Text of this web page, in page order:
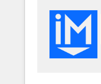
Sales, Service,
and chat agents,
workflows •
RevOps and AI-